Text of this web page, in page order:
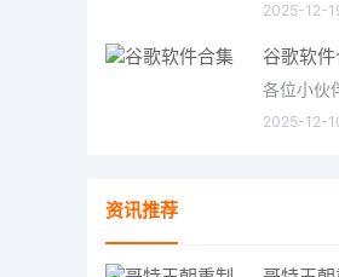
2025-12-
谷歌软
各位小伙
2025-12-
资讯推荐